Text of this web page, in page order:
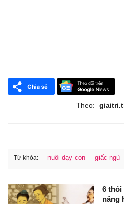
Theo:
Từ khóa: nuôi dạy con giấc ngủ
6 thói
năng